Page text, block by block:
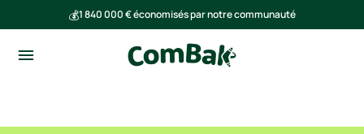
💰1 840 000 € économisés par notre communauté